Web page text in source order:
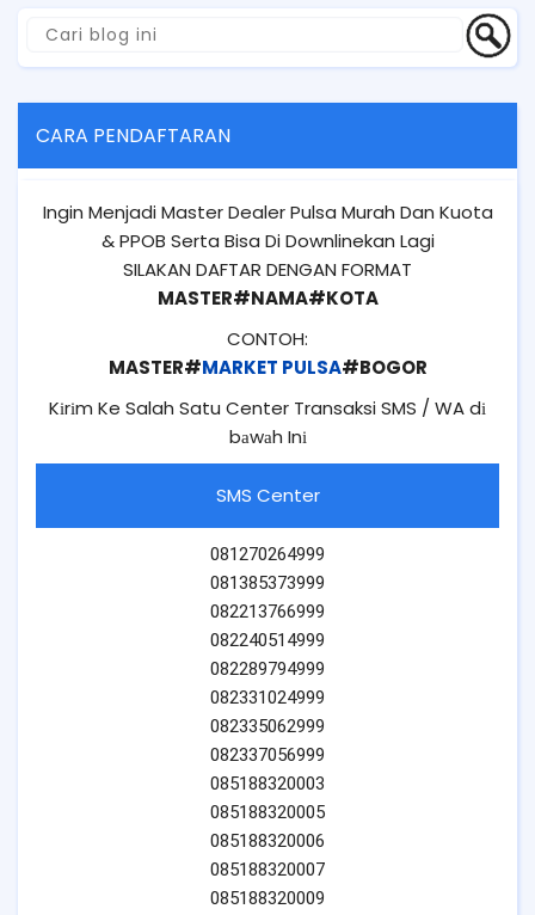
CARA PENDAFTARAN
Ingin Menjadi Master Dealer Pulsa Murah Dan Kuota
& PPOB Serta Bisa Di Downlinekan Lagi
SILAKAN DAFTAR DENGAN FORMAT
MASTER#NAMA#KOTA
CONTOH:
MASTER#MARKET PULSA#BOGOR
Kіrіm Ke Salah Satu Center Transaksi SMS / WA dі
bаwаh Inі
SMS Center
081270264999
081385373999
082213766999
082240514999
082289794999
082331024999
082335062999
082337056999
085188320003
085188320005
085188320006
085188320007
085188320009